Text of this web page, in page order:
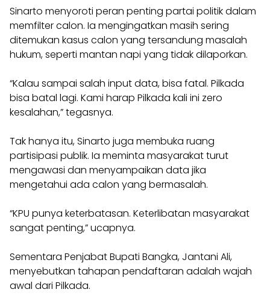
Sinarto menyoroti peran penting partai politik dalam
memfilter calon. Ia mengingatkan masih sering
ditemukan kasus calon yang tersandung masalah
hukum, seperti mantan napi yang tidak dilaporkan.
“Kalau sampai salah input data, bisa fatal. Pilkada
bisa batal lagi. Kami harap Pilkada kali ini zero
kesalahan,” tegasnya.
Tak hanya itu, Sinarto juga membuka ruang
partisipasi publik. Ia meminta masyarakat turut
mengawasi dan menyampaikan data jika
mengetahui ada calon yang bermasalah.
“KPU punya keterbatasan. Keterlibatan masyarakat
sangat penting,” ucapnya.
Sementara Penjabat Bupati Bangka, Jantani Ali,
menyebutkan tahapan pendaftaran adalah wajah
awal dari Pilkada.